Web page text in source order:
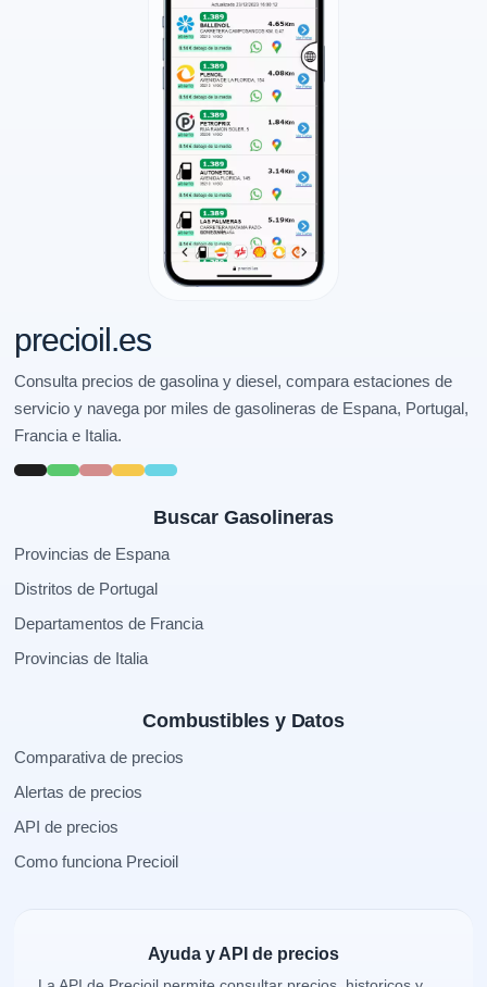
precioil.es
Consulta precios de gasolina y diesel, compara estaciones de
servicio y navega por miles de gasolineras de Espana, Portugal,
Francia e Italia.
Buscar Gasolineras
Provincias de Espana
Distritos de Portugal
Departamentos de Francia
Provincias de Italia
Combustibles y Datos
Comparativa de precios
Alertas de precios
API de precios
Como funciona Precioil
Ayuda y API de precios